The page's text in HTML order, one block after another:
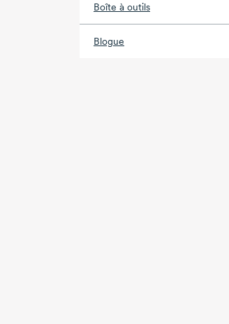
Boîte à outils
Blogue